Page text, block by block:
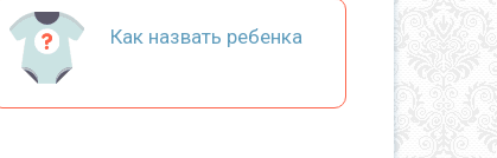
Как назвать ребенка